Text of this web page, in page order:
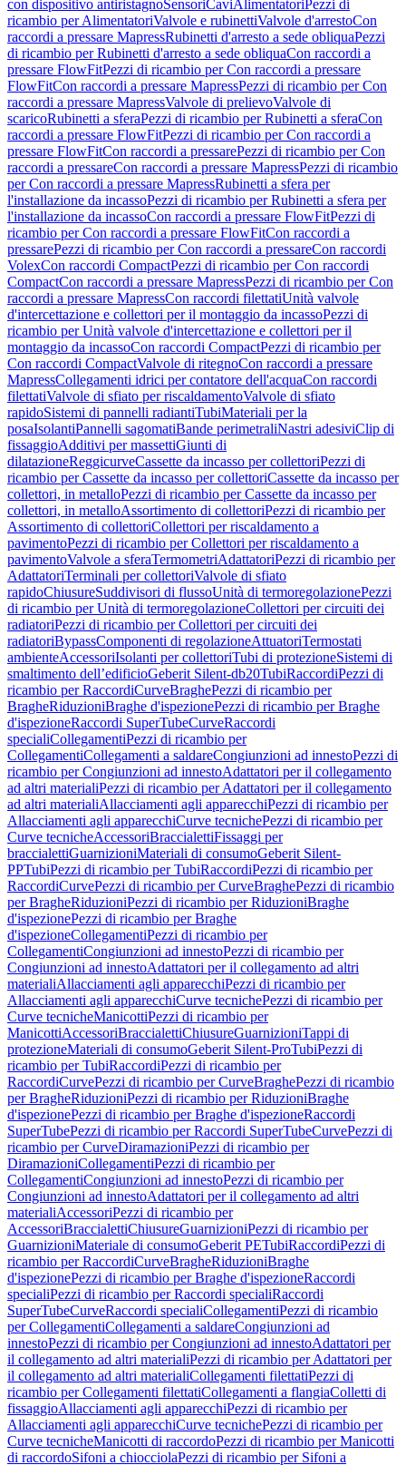
con dispositivo antiristagnoSensoriCaviAlimentatori Pezzi di
ricambio per AlimentatoriValvole e rubinettiValvole d'arrestoCon
raccordi a pressare MapressRubinetti d'arresto a sede obliquaPezzi
di ricambio per Rubinetti d'arresto a sede obliquaCon raccordi a
pressare FlowFitPezzi di ricambio per Con raccordi a pressare
FlowFitCon raccordi a pressare MapressPezzi di ricambio per Con
raccordi a pressare MapressValvole di prelievoValvole di
scaricoRubinetti a sferaPezzi di ricambio per Rubinetti a sferaCon
raccordi a pressare FlowFitPezzi di ricambio per Con raccordi a
pressare FlowFitCon raccordi a pressarePezzi di ricambio per Con
raccordi a pressareCon raccordi a pressare MapressPezzi di ricambio
per Con raccordi a pressare MapressRubinetti a sfera per
l'installazione da incassoPezzi di ricambio per Rubinetti a sfera per
l'installazione da incassoCon raccordi a pressare FlowFitPezzi di
ricambio per Con raccordi a pressare FlowFitCon raccordi a
pressarePezzi di ricambio per Con raccordi a pressareCon raccordi
VolexCon raccordi CompactPezzi di ricambio per Con raccordi
CompactCon raccordi a pressare MapressPezzi di ricambio per Con
raccordi a pressare MapressCon raccordi filettatiUnità valvole
d'intercettazione e collettori per il montaggio da incassoPezzi di
ricambio per Unità valvole d'intercettazione e collettori per il
montaggio da incassoCon raccordi CompactPezzi di ricambio per
Con raccordi CompactValvole di ritegnoCon raccordi a pressare
MapressCollegamenti idrici per contatore dell'acquaCon raccordi
filettatiValvole di sfiato per riscaldamentoValvole di sfiato
rapidoSistemi di pannelli radiantiTubiMateriali per la
posaIsolantiPannelli sagomatiBande perimetraliNastri adesiviClip di
fissaggioAdditivi per massettiGiunti di
dilatazioneReggicurveCassette da incasso per collettoriPezzi di
ricambio per Cassette da incasso per collettoriCassette da incasso per
collettori, in metalloPezzi di ricambio per Cassette da incasso per
collettori, in metalloAssortimento di collettoriPezzi di ricambio per
Assortimento di collettoriCollettori per riscaldamento a
pavimentoPezzi di ricambio per Collettori per riscaldamento a
pavimentoValvole a sferaTermometriAdattatoriPezzi di ricambio per
AdattatoriTerminali per collettoriValvole di sfiato
rapidoChiusureSuddivisori di flussoUnità di termoregolazionePezzi
di ricambio per Unità di termoregolazioneCollettori per circuiti dei
radiatoriPezzi di ricambio per Collettori per circuiti dei
radiatoriBypassComponenti di regolazioneAttuatoriTermostati
ambienteAccessoriIsolanti per collettoriTubi di protezioneSistemi di
smaltimento dell’edificioGeberit Silent-db20TubiRaccordiPezzi di
ricambio per RaccordiCurveBraghePezzi di ricambio per
BragheRiduzioniBraghe d'ispezionePezzi di ricambio per Braghe
d'ispezioneRaccordi SuperTubeCurveRaccordi
specialiCollegamentiPezzi di ricambio per
CollegamentiCollegamenti a saldareCongiunzioni ad innestoPezzi di
ricambio per Congiunzioni ad innestoAdattatori per il collegamento
ad altri materialiPezzi di ricambio per Adattatori per il collegamento
ad altri materialiAllacciamenti agli apparecchiPezzi di ricambio per
Allacciamenti agli apparecchiCurve tecnichePezzi di ricambio per
Curve tecnicheAccessoriBraccialettiFissaggi per
braccialettiGuarnizioniMateriali di consumoGeberit Silent-
PPTubiPezzi di ricambio per TubiRaccordiPezzi di ricambio per
RaccordiCurvePezzi di ricambio per CurveBraghePezzi di ricambio
per BragheRiduzioniPezzi di ricambio per RiduzioniBraghe
d'ispezionePezzi di ricambio per Braghe
d'ispezioneCollegamentiPezzi di ricambio per
CollegamentiCongiunzioni ad innestoPezzi di ricambio per
Congiunzioni ad innestoAdattatori per il collegamento ad altri
materialiAllacciamenti agli apparecchiPezzi di ricambio per
Allacciamenti agli apparecchiCurve tecnichePezzi di ricambio per
Curve tecnicheManicottiPezzi di ricambio per
ManicottiAccessoriBraccialettiChiusureGuarnizioniTappi di
protezioneMateriali di consumoGeberit Silent-ProTubiPezzi di
ricambio per TubiRaccordiPezzi di ricambio per
RaccordiCurvePezzi di ricambio per CurveBraghePezzi di ricambio
per BragheRiduzioniPezzi di ricambio per RiduzioniBraghe
d'ispezionePezzi di ricambio per Braghe d'ispezioneRaccordi
SuperTubePezzi di ricambio per Raccordi SuperTubeCurvePezzi di
ricambio per CurveDiramazioniPezzi di ricambio per
DiramazioniCollegamentiPezzi di ricambio per
CollegamentiCongiunzioni ad innestoPezzi di ricambio per
Congiunzioni ad innestoAdattatori per il collegamento ad altri
materialiAccessoriPezzi di ricambio per
AccessoriBraccialettiChiusureGuarnizioniPezzi di ricambio per
GuarnizioniMateriale di consumoGeberit PETubiRaccordiPezzi di
ricambio per RaccordiCurveBragheRiduzioniBraghe
d'ispezionePezzi di ricambio per Braghe d'ispezioneRaccordi
specialiPezzi di ricambio per Raccordi specialiRaccordi
SuperTubeCurveRaccordi specialiCollegamentiPezzi di ricambio
per CollegamentiCollegamenti a saldareCongiunzioni ad
innestoPezzi di ricambio per Congiunzioni ad innestoAdattatori per
il collegamento ad altri materialiPezzi di ricambio per Adattatori per
il collegamento ad altri materialiCollegamenti filettatiPezzi di
ricambio per Collegamenti filettatiCollegamenti a flangiaColletti di
fissaggioAllacciamenti agli apparecchiPezzi di ricambio per
Allacciamenti agli apparecchiCurve tecnichePezzi di ricambio per
Curve tecnicheManicotti di raccordoPezzi di ricambio per Manicotti
di raccordoSifoni a chiocciolaPezzi di ricambio per Sifoni a